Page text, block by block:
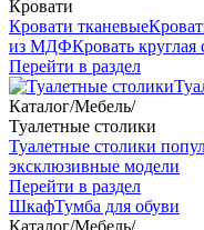
Кровати
Кровати тканевые
из МДФКровать круглая
Перейти в раздел
Каталог/Мебель/
Туалетные столики
Туалетные столики
эксклюзивные модели
Перейти в раздел
ШкафТумба для обуви
Каталог/Мебель/